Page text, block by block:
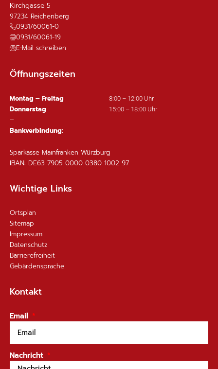
Kirchgasse 5
97234 Reichenberg
0931/60061-0
0931/60061-19
E-Mail schreiben
Öffnungszeiten
Montag – Freitag 8:00 – 12:00 Uhr
Donnerstag 15:00 – 18:00 Uhr
–
Bankverbindung:
Sparkasse Mainfranken Würzburg
IBAN: DE63 7905 0000 0380 1002 97
Wichtige Links
Ortsplan
Sitemap
Impressum
Datenschutz
Barrierefreiheit
Gebärdensprache
Kontakt
Email
Nachricht